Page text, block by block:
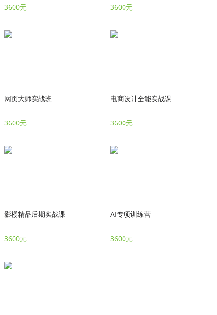
3600元 3600元
网页大师实战班
3600元
电商设计全能实战课
3600元
影楼精品后期实战课
3600元
AI专项训练营
3600元